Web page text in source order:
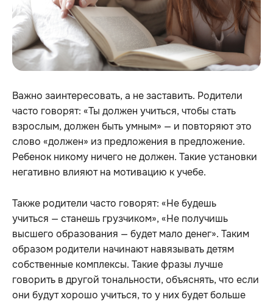
Важно заинтересовать, а не заставить. Родители
часто говорят: «Ты должен учиться, чтобы стать
взрослым, должен быть умным» — и повторяют это
слово «должен» из предложения в предложение.
Ребенок никому ничего не должен. Такие установки
негативно влияют на мотивацию к учебе.
Также родители часто говорят: «Не будешь
учиться — станешь грузчиком», «Не получишь
высшего образования — будет мало денег». Таким
образом родители начинают навязывать детям
собственные комплексы. Такие фразы лучше
говорить в другой тональности, объяснять, что если
они будут хорошо учиться, то у них будет больше